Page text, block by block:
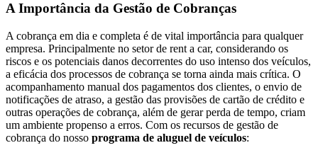
A Importância da Gestão de Cobranças
A cobrança em dia e completa é de vital importância para qualquer
empresa. Principalmente no setor de rent a car, considerando os
riscos e os potenciais danos decorrentes do uso intenso dos veículos,
a eficácia dos processos de cobrança se torna ainda mais crítica. O
acompanhamento manual dos pagamentos dos clientes, o envio de
notificações de atraso, a gestão das provisões de cartão de crédito e
outras operações de cobrança, além de gerar perda de tempo, criam
um ambiente propenso a erros. Com os recursos de gestão de
cobrança do nosso programa de aluguel de veículos: